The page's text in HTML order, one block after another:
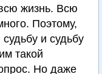
жизнь. Всю
Поэтому,
и судьбу
такой
Но даже